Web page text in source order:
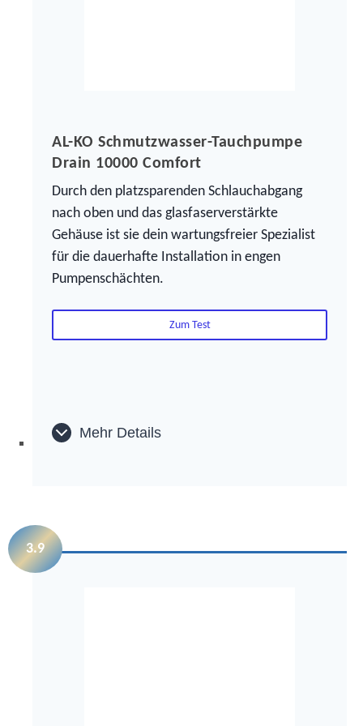
AL-KO Schmutzwasser-Tauchpumpe
Drain 10000 Comfort
Durch den platzsparenden Schlauchabgang
nach oben und das glasfaserverstärkte
Gehäuse ist sie dein wartungsfreier Spezialist
für die dauerhafte Installation in engen
Pumpenschächten.
Zum Test
Mehr Details
3.9